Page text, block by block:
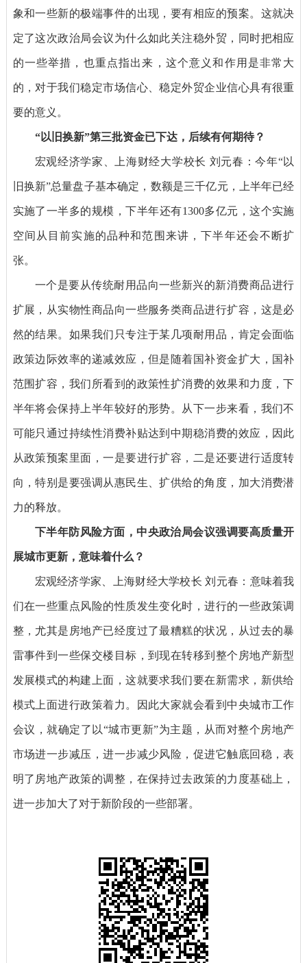
象和一些新的极端事件的出现，要有相应的预案。这就决
定了这次政治局会议为什么如此关注稳外贸，同时把相应
的一些举措，也重点指出来，这个意义和作用是非常大
的，对于我们稳定市场信心、稳定外贸企业信心具有很重
要的意义。
“以旧换新”第三批资金已下达，后续有何期待？
宏观经济学家、上海财经大学校长 刘元春：今年“以
旧换新”总量盘子基本确定，数额是三千亿元，上半年已经
实施了一半多的规模，下半年还有1300多亿元，这个实施
空间从目前实施的品种和范围来讲，下半年还会不断扩
张。
一个是要从传统耐用品向一些新兴的新消费商品进行
扩展，从实物性商品向一些服务类商品进行扩容，这是必
然的结果。如果我们只专注于某几项耐用品，肯定会面临
政策边际效率的递减效应，但是随着国补资金扩大，国补
范围扩容，我们所看到的政策性扩消费的效果和力度，下
半年将会保持上半年较好的形势。从下一步来看，我们不
可能只通过持续性消费补贴达到中期稳消费的效应，因此
从政策预案里面，一是要进行扩容，二是还要进行适度转
向，特别是要强调从惠民生、扩供给的角度，加大消费潜
力的释放。
下半年防风险方面，中央政治局会议强调要高质量开
展城市更新，意味着什么？
宏观经济学家、上海财经大学校长 刘元春： 意味着我
们在一些重点风险的性质发生变化时，进行的一些政策调
整，尤其是房地产已经度过了最糟糕的状况，从过去的暴
雷事件到一些保交楼目标，到现在转移到整个房地产新型
发展模式的构建上面，这就要求我们要在新需求，新供给
模式上面进行政策着力。因此大家就会看到中央城市工作
会议，就确定了以“城市更新”为主题，从而对整个房地产
市场进一步减压，进一步减少风险，促进它触底回稳，表
明了房地产政策的调整，在保持过去政策的力度基础上，
进一步加大了对于新阶段的一些部署。